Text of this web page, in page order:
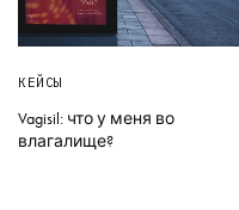
КЕЙСЫ
Vagisil: что у меня во
влагалище?